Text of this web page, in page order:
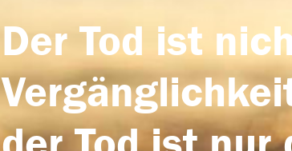
Der Tod ist